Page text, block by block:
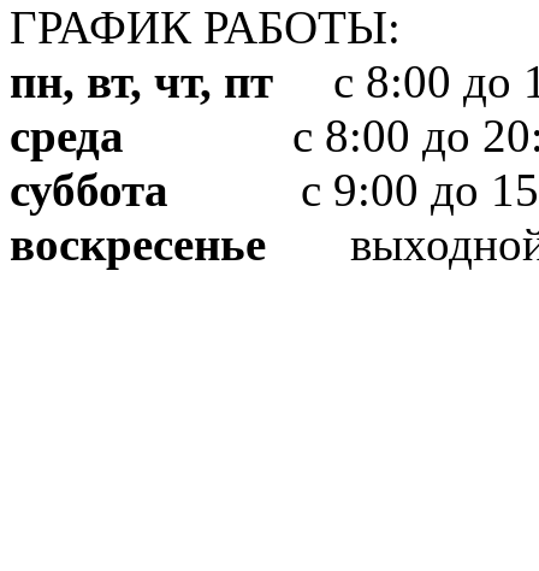
ГРАФИК РАБОТЫ:
пн, вт, чт, пт с 8:00 до
среда с 8:00 до
суббота с 9:00 до
воскресенье